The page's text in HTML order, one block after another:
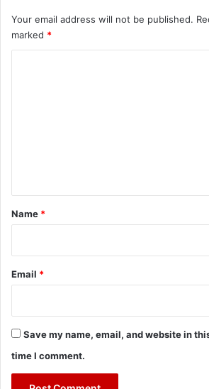
Your email address will not be published.
marked *
*
Name *
Email *
Save my name, email, and website in
time I comment.